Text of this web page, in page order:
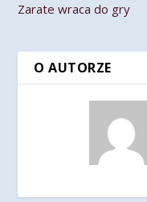
Zarate wraca do gry
O AUTORZE